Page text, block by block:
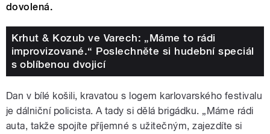
dovolená.
Krhut & Kozub ve Varech: „Máme to rádi
improvizované.“ Poslechněte si hudební speciál
s oblíbenou dvojicí
Dan v bílé košili, kravatou s logem karlovarského festivalu
je dálniční policista. A tady si dělá brigádku. „Máme rádi
auta, takže spojíte příjemné s užitečným, zajezdíte si